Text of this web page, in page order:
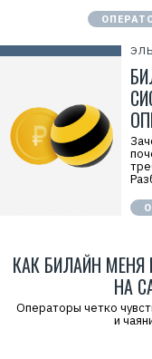
КАК БИЛАЙН
НА
Операторы четко
и